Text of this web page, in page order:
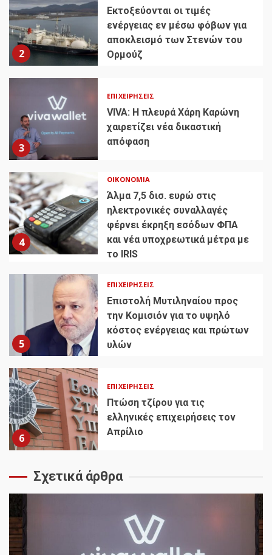
2
Εκτοξεύονται οι τιμές
ενέργειας εν μέσω φόβων για
αποκλεισμό των Στενών του
Ορμούζ
3
ΕΠΙΧΕΙΡΉΣΕΙΣ
VIVA: Η πλευρά Χάρη Καρώνη
χαιρετίζει νέα δικαστική
απόφαση
4
ΟΙΚΟΝΟΜΊΑ
Άλμα 7,5 δισ. ευρώ στις
ηλεκτρονικές συναλλαγές
φέρνει έκρηξη εσόδων ΦΠΑ
και νέα υποχρεωτικά μέτρα με
το IRIS
5
ΕΠΙΧΕΙΡΉΣΕΙΣ
Επιστολή Μυτιληναίου προς
την Κομισιόν για το υψηλό
κόστος ενέργειας και πρώτων
υλών
6
ΕΠΙΧΕΙΡΉΣΕΙΣ
Πτώση τζίρου για τις
ελληνικές επιχειρήσεις τον
Απρίλιο
Σχετικά άρθρα